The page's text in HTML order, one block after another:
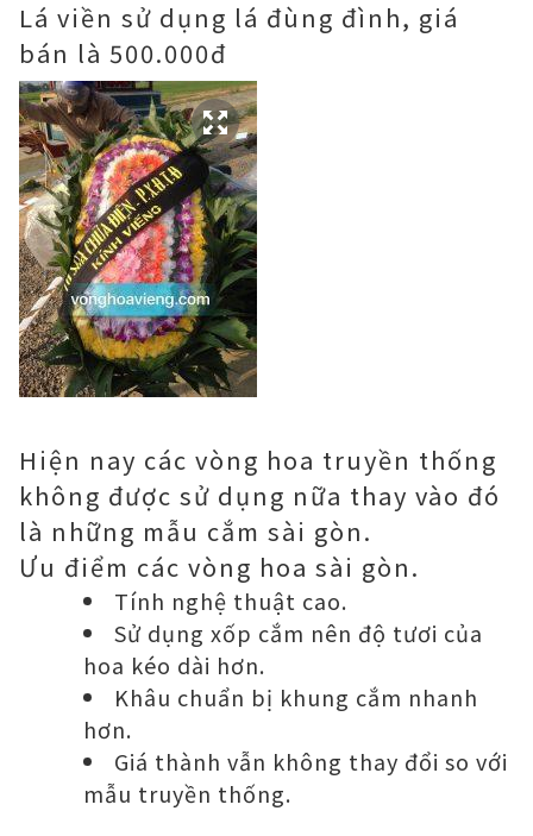
Lá viền sử dụng lá đùng đình, giá
bán là 500.000đ
Hiện nay các vòng hoa truyền thống
không được sử dụng nữa thay vào đó
là những mẫu cắm sài gòn.
Ưu điểm các vòng hoa sài gòn.
Tính nghệ thuật cao.
Sử dụng xốp cắm nên độ tươi của
hoa kéo dài hơn.
Khâu chuẩn bị khung cắm nhanh
hơn.
Giá thành vẫn không thay đổi so với
mẫu truyền thống.